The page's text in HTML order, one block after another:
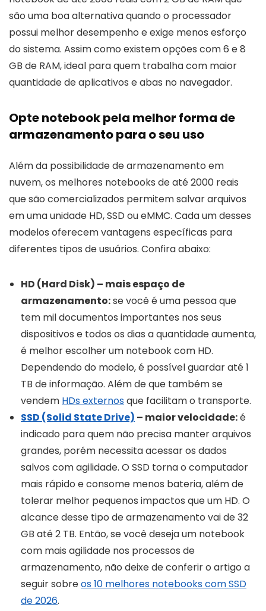
são uma boa alternativa quando o processador
possui melhor desempenho e exige menos esforço
do sistema. Assim como existem opções com 6 e 8
GB de RAM, ideal para quem trabalha com maior
quantidade de aplicativos e abas no navegador.
Opte notebook pela melhor forma de
armazenamento para o seu uso
Além da possibilidade de armazenamento em
nuvem, os melhores notebooks de até 2000 reais
que são comercializados permitem salvar arquivos
em uma unidade HD, SSD ou eMMC. Cada um desses
modelos oferecem vantagens específicas para
diferentes tipos de usuários. Confira abaixo:
HD (Hard Disk) – mais espaço de
armazenamento:se você é uma pessoa que
tem mil documentos importantes nos seus
dispositivos e todos os dias a quantidade aumenta,
é melhor escolher um notebook com HD.
Dependendo do modelo, é possível guardar até 1
TB de informação. Além de que também se
vendem HDs externosque facilitam o transporte.
SSD (Solid State Drive) – maior velocidade:é
indicado para quem não precisa manter arquivos
grandes, porém necessita acessar os dados
salvos com agilidade. O SSD torna o computador
mais rápido e consome menos bateria, além de
tolerar melhor pequenos impactos que um HD. O
alcance desse tipo de armazenamento vai de 32
GB até 2 TB. Então, se você deseja um notebook
com mais agilidade nos processos de
armazenamento, não deixe de conferir o artigo a
seguir sobreos 10 melhores notebooks com SSD
de 2026.